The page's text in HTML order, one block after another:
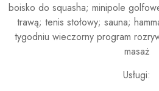
boisko do squasha; minipole
trawą; tenis stołowy; sauna;
tygodniu wieczorny program
masaż
Usługi: